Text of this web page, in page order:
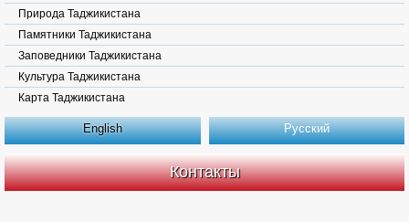
Природа Таджикистана
Памятники Таджикистана
Заповедники Таджикистана
Культура Таджикистана
Карта Таджикистана
English Русский
Контакты